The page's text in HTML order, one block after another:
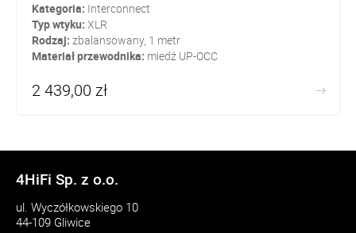
Kategoria: Interconnect
Typ wtyku: XLR
Rodzaj: zbalansowany, 1 metr
Materiał przewodnika: miedź UP-OCC
2 439,00 zł
4HiFi Sp. z o.o.
ul. Wyczółkowskiego 10
44-109 Gliwice